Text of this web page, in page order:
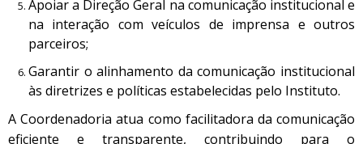
Apoiar a Direção Geral na comunicação institucional e
na interação com veículos de imprensa e outros
parceiros;
Garantir o alinhamento da comunicação institucional
às diretrizes e políticas estabelecidas pelo Instituto.
A Coordenadoria atua como facilitadora da comunicação
eficiente e transparente, contribuindo para o